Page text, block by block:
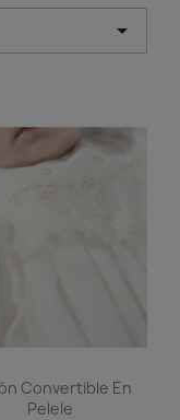

Vista rápida
Convertible En
Pelele